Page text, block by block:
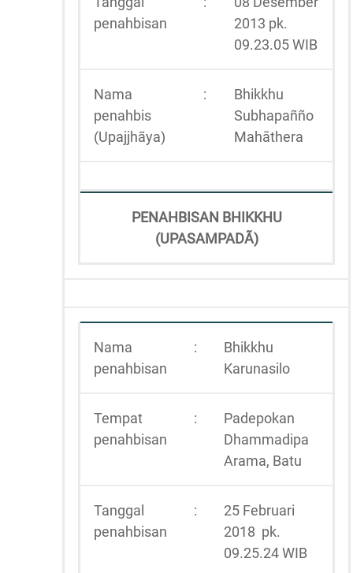
penahbisan
2013 pk.
09.23.05 WIB
Nama
penahbis
(Upajjhãya)
:
Bhikkhu
Subhapañño
Mahāthera
PENAHBISAN BHIKKHU
(UPASAMPADÃ)
Nama
penahbisan
:
Bhikkhu
Karunasilo
Tempat
penahbisan
:
Padepokan
Dhammadipa
Arama, Batu
Tanggal
penahbisan
:
25 Februari
2018 pk.
09.25.24 WIB